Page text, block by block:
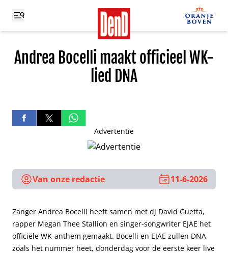
Andrea Bocelli maakt officieel WK-
lied DNA
Advertentie
Van onze redactie 11-6-2026
Zanger Andrea Bocelli heeft samen met dj David Guetta,
rapper Megan Thee Stallion en singer-songwriter EJAE het
officiële WK-anthem gemaakt. Bocelli en EJAE zullen DNA,
zoals het nummer heet, donderdag voor de eerste keer live